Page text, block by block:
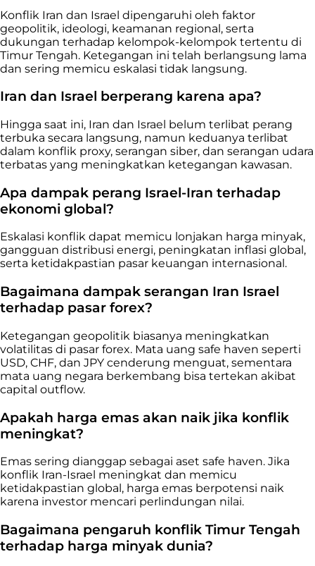
Konflik Iran dan Israel dipengaruhi oleh faktor
geopolitik, ideologi, keamanan regional, serta
dukungan terhadap kelompok-kelompok tertentu di
Timur Tengah. Ketegangan ini telah berlangsung lama
dan sering memicu eskalasi tidak langsung.
Iran dan Israel berperang karena apa?
Hingga saat ini, Iran dan Israel belum terlibat perang
terbuka secara langsung, namun keduanya terlibat
dalam konflik proxy, serangan siber, dan serangan udara
terbatas yang meningkatkan ketegangan kawasan.
Apa dampak perang Israel-Iran terhadap
ekonomi global?
Eskalasi konflik dapat memicu lonjakan harga minyak,
gangguan distribusi energi, peningkatan inflasi global,
serta ketidakpastian pasar keuangan internasional.
Bagaimana dampak serangan Iran Israel
terhadap pasar forex?
Ketegangan geopolitik biasanya meningkatkan
volatilitas di pasar forex. Mata uang safe haven seperti
USD, CHF, dan JPY cenderung menguat, sementara
mata uang negara berkembang bisa tertekan akibat
capital outflow.
Apakah harga emas akan naik jika konflik
meningkat?
Emas sering dianggap sebagai aset safe haven. Jika
konflik Iran-Israel meningkat dan memicu
ketidakpastian global, harga emas berpotensi naik
karena investor mencari perlindungan nilai.
Bagaimana pengaruh konflik Timur Tengah
terhadap harga minyak dunia?